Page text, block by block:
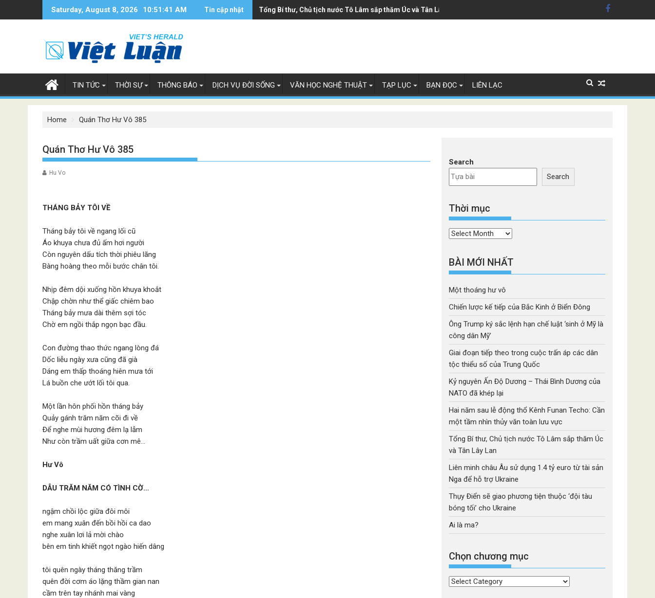
Saturday, August 8, 2026 10:51:42 AM Tin cập nhật Ông Trump ký sắc lệnh hạn chế luật 'sinh ở Mỹ là công dân Mỹ'
Tổng Bí thư, Chủ tịch nước Tô Lâm sắp thăm Úc và Tân Lây Lan
TIN TỨC THỜI SỰ THÔNG BÁO DỊCH VỤ ĐỜI SỐNG VĂN HỌC NGHỆ THUẬT TẠP LỤC BẠN ĐỌC LIÊN LẠC
Home Quán Thơ Hư Vô 385
Quán Thơ Hư Vô 385
Hu Vo
THÁNG BẢY TÔI VỀ
Tháng bảy tôi về ngang lối cũ
Áo khuya chưa đủ ấm hơi người
Còn nguyên dấu tích thời phiêu lãng
Bàng hoàng theo mỗi bước chân tôi.
Nhịp đêm dội xuống hồn khuya khoắt
Chập chờn như thể giấc chiêm bao
Tháng bảy mưa dài thêm sợi tóc
Chờ em ngồi thắp ngọn bạc đầu.
Con đường thao thức ngang lòng đá
Dốc liễu ngày xưa cũng đã già
Dáng em thấp thoáng hiên mưa tới
Lá buồn che ướt lối tôi qua.
Một lần hôn phối hồn tháng bảy
Quảy gánh trăm năm cõi đi về
Để nghe mùi hương đêm lạ lẫm
Như còn trầm uất giữa cơn mê…
Hư Vô
DẪU TRĂM NĂM CÓ TÌNH CỜ…
ngậm chồi lộc giữa đôi môi
em mang xuân đến bồi hồi ca dao
nghe xuân lơi lả mời chào
bên em tinh khiết ngọt ngào hiến dâng
tôi quên ngày tháng thăng trầm
quên đời cơm áo lặng thầm gian nan
cầm trên tay nhánh mai vàng
Search
Search
Thời mục
Thời
BÀI MỚI NHẤT
Một thoáng hư vô
Chiến lược kế tiếp của Bắc Kinh ở Biển Đông
Ông Trump ký sắc lệnh hạn chế luật ‘sinh ở Mỹ là
công dân Mỹ’
Giai đoạn tiếp theo trong cuộc trấn áp các dân
tộc thiểu số của Trung Quốc
Kỷ nguyên Ấn Độ Dương – Thái Bình Dương của
NATO đã khép lại
Hai năm sau lễ động thổ Kênh Funan Techo: Cần
một tầm nhìn thủy văn toàn lưu vực
Tổng Bí thư, Chủ tịch nước Tô Lâm sắp thăm Úc
và Tân Lây Lan
Liên minh châu Âu sử dụng 1.4 tỷ euro từ tài sản
Nga để hỗ trợ Ukraine
Thụy Điển sẽ giao phương tiện thuộc ‘đội tàu
bóng tối’ cho Ukraine
Ai là ma?
Chọn chương mục
Chọn